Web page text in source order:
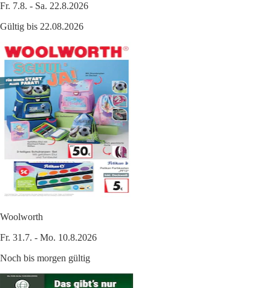
Fr. 7.8. - Sa. 22.8.2026
Gültig bis 22.08.2026
Woolworth
Fr. 31.7. - Mo. 10.8.2026
Noch bis morgen gültig